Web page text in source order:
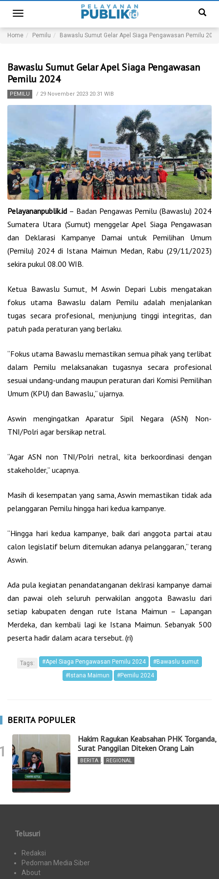
Toggle
navigation
Home Pemilu Bawaslu Sumut Gelar Apel Siaga Pengawasan Pemilu 2024
Bawaslu Sumut Gelar Apel Siaga Pengawasan
Pemilu 2024
PEMILU / 29 November 2023 20:31 WIB
Pelayananpublik.id – Badan Pengawas Pemilu (Bawaslu) 2024
Sumatera Utara (Sumut) menggelar Apel Siaga Pengawasan
dan Deklarasi Kampanye Damai untuk Pemilihan Umum
(Pemilu) 2024 di Istana Maimun Medan, Rabu (29/11/2023)
sekira pukul 08.00 WIB.
Ketua Bawaslu Sumut, M Aswin Depari Lubis mengatakan
fokus utama Bawaslu dalam Pemilu adalah menjalankan
tugas secara profesional, menjunjung tinggi integritas, dan
patuh pada peraturan yang berlaku.
“Fokus utama Bawaslu memastikan semua pihak yang terlibat
dalam Pemilu melaksanakan tugasnya secara profesional
sesuai undang-undang maupun peraturan dari Komisi Pemilihan
Umum (KPU) dan Bawaslu,” ujarnya.
Aswin mengingatkan Aparatur Sipil Negara (ASN) Non-
TNI/Polri agar bersikap netral.
“Agar ASN non TNI/Polri netral, kita berkoordinasi dengan
stakeholder,” ucapnya.
Masih di kesempatan yang sama, Aswin memastikan tidak ada
pelanggaran Pemilu hingga hari kedua kampanye.
“Hingga hari kedua kampanye, baik dari anggota partai atau
calon legislatif belum ditemukan adanya pelanggaran,” terang
Aswin.
Ada pula kegiatan penandatanganan deklrasi kampanye damai
dan pawai oleh seluruh perwakilan anggota Bawaslu dari
setiap kabupaten dengan rute Istana Maimun – Lapangan
Merdeka, dan kembali lagi ke Istana Maimun. Sebanyak 500
peserta hadir dalam acara tersebut. (ri)
Tags: #Apel Siaga Pengawasan Pemilu 2024
#Bawaslu sumut
#Istana Maimun
#Pemilu 2024
BERITA POPULER
Hakim Ragukan Keabsahan PHK Torganda,
Surat Panggilan Diteken Orang Lain
BERITA , REGIONAL
Telusuri
Redaksi
Pedoman Media Siber
About